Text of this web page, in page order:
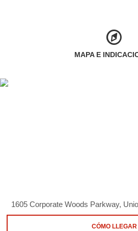
MAPA E
1605 Corporate Woods Parkway,
CÓMO LLEGAR